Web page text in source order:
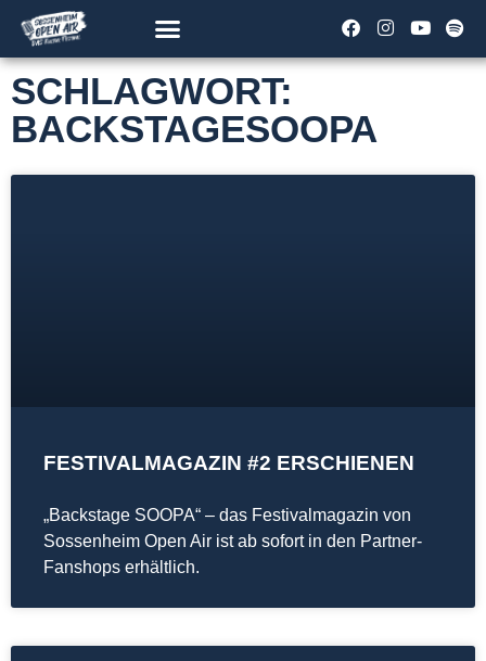
SCHLAGWORT:
BACKSTAGESOOPA
FESTIVALMAGAZIN #2 ERSCHIENEN
„Backstage SOOPA“ – das Festivalmagazin von
Sossenheim Open Air ist ab sofort in den Partner-
Fanshops erhältlich.